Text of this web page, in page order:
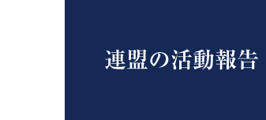
連盟の活動報告